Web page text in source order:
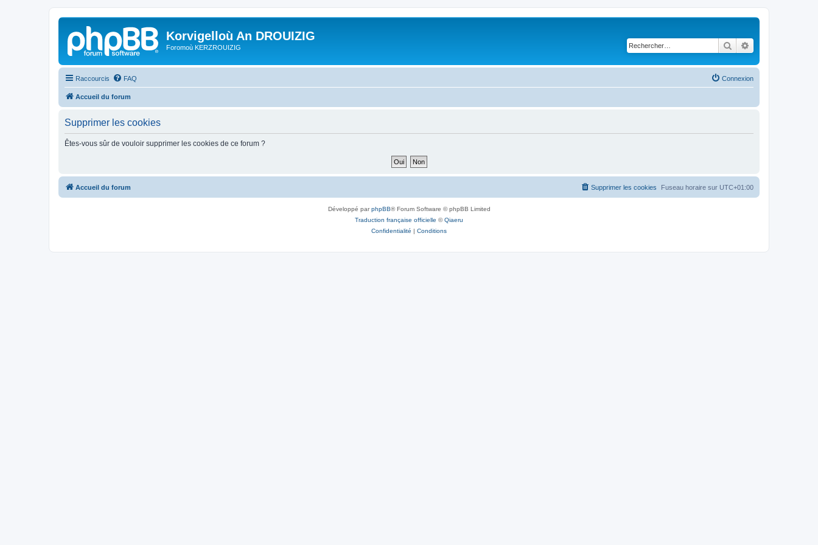
Korvigelloù An DROUIZIG
Foromoù KERZROUIZIG Rechercher
Raccourcis FAQ Connexion
Accueil du forum
Supprimer les cookies
Êtes-vous sûr de vouloir supprimer les cookies de ce forum ?
Accueil du forum Fuseau horaire sur UTC+01:00
Supprimer les cookies
Développé parphpBB® Forum Software © phpBB Limited
Traduction française officielle ©Qiaeru
Confidentialité | Conditions